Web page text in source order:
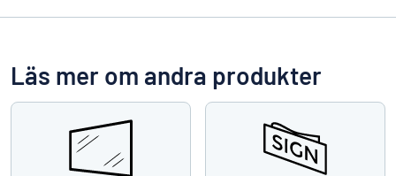
Läs mer om andra produkter